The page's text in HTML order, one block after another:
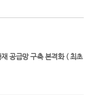
공급망 구축 본격화 ( 최초 보